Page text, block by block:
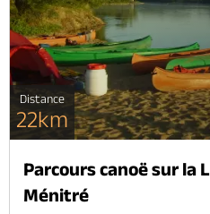
Distance
22km
Parcours canoë sur la
Ménitré